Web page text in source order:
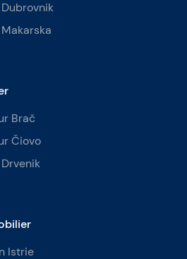
Brač
Čiovo
Istrie